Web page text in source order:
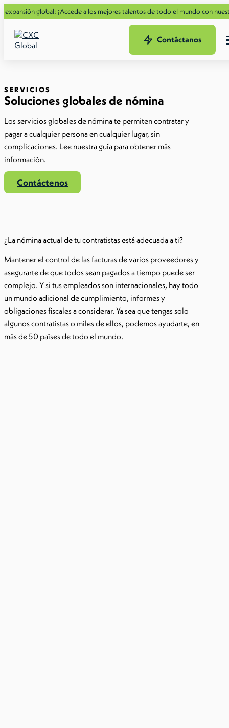
¡Accede a los mejores talentos de todo el mundo con nuestra nueva
Contáctanos
SERVICIOS
Soluciones globales de nómina
Los servicios globales de nómina te permiten contratar y
pagar a cualquier persona en cualquier lugar, sin
complicaciones. Lee nuestra guía para obtener más
información.
Contáctenos
¿La nómina actual de tu contratistas está adecuada a ti?
Mantener el control de las facturas de varios proveedores y
asegurarte de que todos sean pagados a tiempo puede ser
complejo. Y si tus empleados son internacionales, hay todo
un mundo adicional de cumplimiento, informes y
obligaciones fiscales a considerar. Ya sea que tengas solo
algunos contratistas o miles de ellos, podemos ayudarte, en
más de 50 países de todo el mundo.